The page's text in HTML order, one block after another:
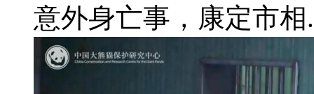
意外身亡事，康定市相